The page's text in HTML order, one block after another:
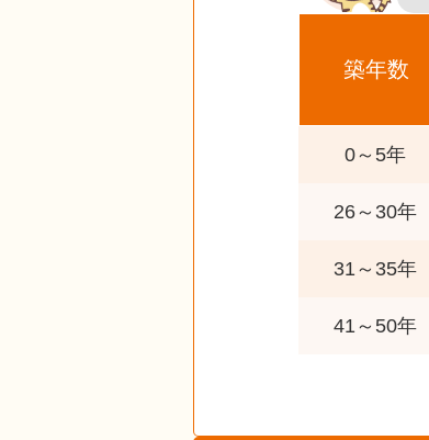
築年数
0～5年
26～30年
31～35年
41～50年